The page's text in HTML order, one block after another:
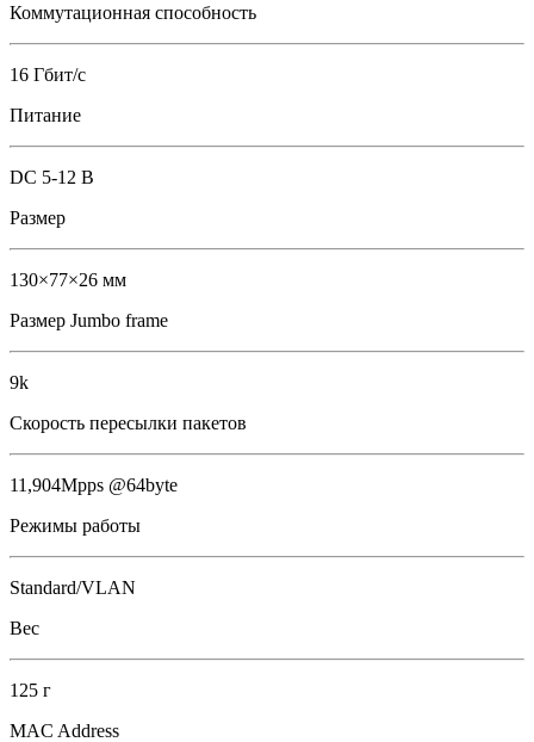
Коммутационная способность
16 Гбит/с
Питание
DC 5-12 В
Размер
130×77×26 мм
Размер Jumbo frame
9k
Скорость пересылки пакетов
11,904Mpps @64byte
Режимы работы
Standard/VLAN
Вес
125 г
MAC Address